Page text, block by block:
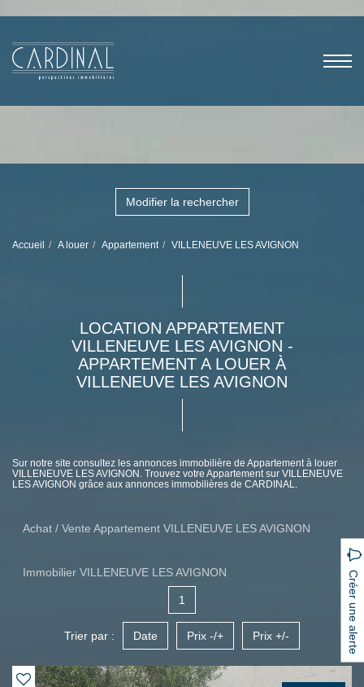
Modifier la rechercher
Accueil A louer Appartement VILLENEUVE LES AVIGNON
LOCATION APPARTEMENT
VILLENEUVE LES AVIGNON -
APPARTEMENT A LOUER À
VILLENEUVE LES AVIGNON
Sur notre site consultez les annonces immobilière de Appartement à louer
VILLENEUVE LES AVIGNON. Trouvez votre Appartement sur VILLENEUVE
LES AVIGNON grâce aux annonces immobilières de CARDINAL.
Achat / Vente Appartement VILLENEUVE LES AVIGNON
Immobilier VILLENEUVE LES AVIGNON Créer une alerte
1
Trier par : Date Prix -/+ Prix +/-